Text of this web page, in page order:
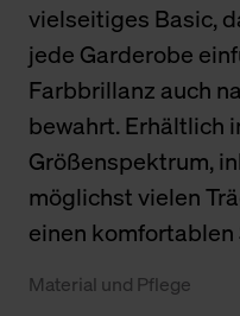
vielseitiges Basic,
jede Garderobe
Farbbrillanz auch
bewahrt. Erhältlich
Größenspektrum,
möglichst vielen
einen komfortablen
Material und Pflege